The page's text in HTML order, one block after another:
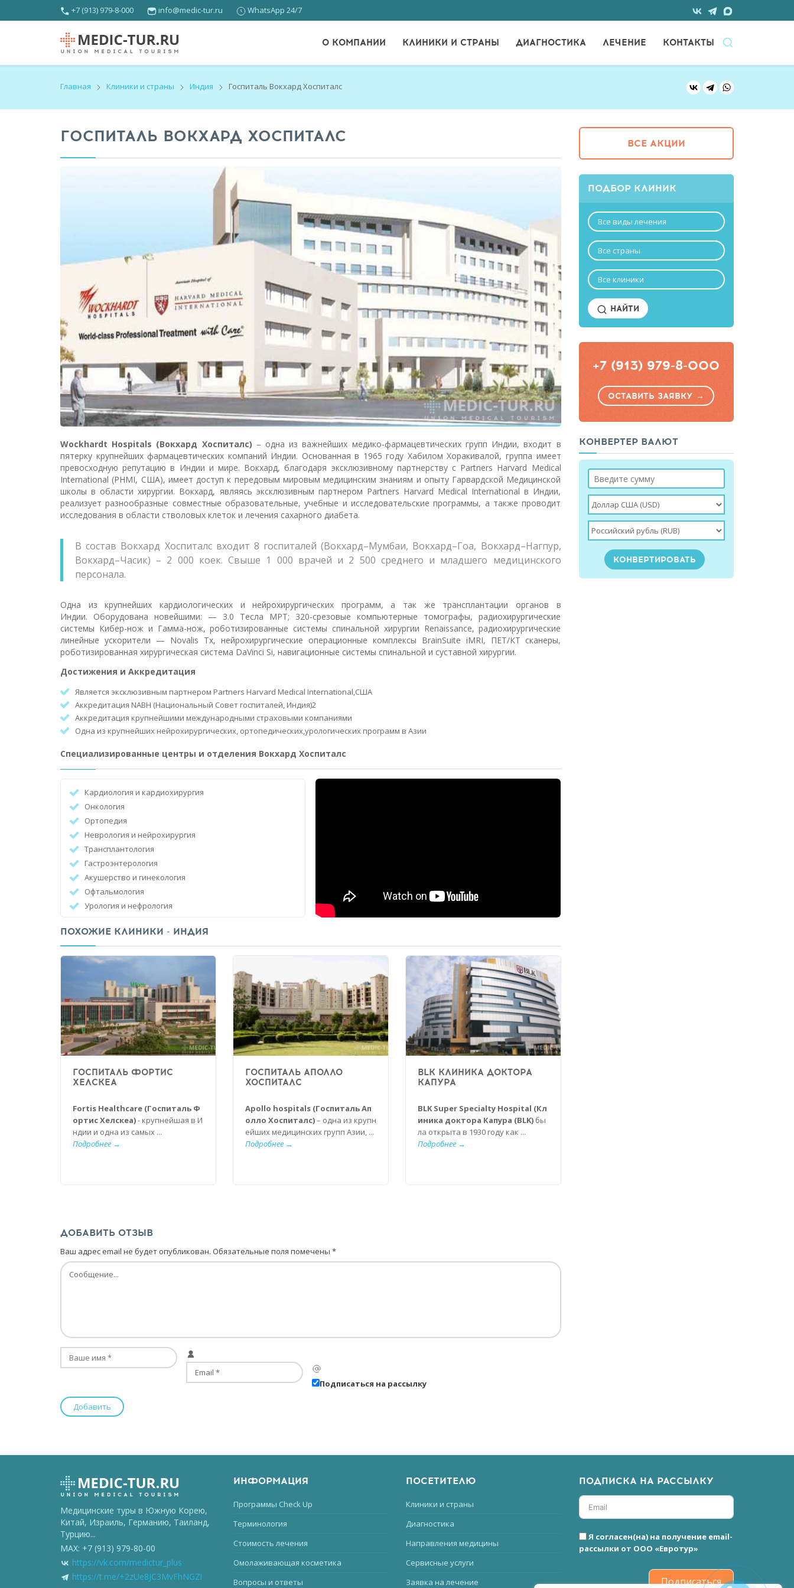
+7 (913) 979-8-000 info@medic-tur.ru WhatsApp 24/7
О КОМПАНИИ КЛИНИКИ И СТРАНЫ ДИАГНОСТИКА ЛЕЧЕНИЕ КОНТАКТЫ
Главная Клиники и страны Индия Госпиталь Вокхард Хоспиталс
ГОСПИТАЛЬ ВОКХАРД ХОСПИТАЛС
Wockhardt Hospitals (Вокхард Хоспиталс) – одна из важнейших медико-фармацевтических групп Индии, входит в
пятерку крупнейших фармацевтических компаний Индии. Основанная в 1965 году Хабилом Хоракивалой, группа имеет
превосходную репутацию в Индии и мире. Вокхард, благодаря эксклюзивному партнерству с Partners Harvard Medical
International (PHMI, США), имеет доступ к передовым мировым медицинским знаниям и опыту Гарвардской Медицинской
школы в области хирургии. Вокхард, являясь эксклюзивным партнером Partners Harvard Medical International в Индии,
реализует разнообразные совместные образовательные, учебные и исследовательские программы, а также проводит
исследования в области стволовых клеток и лечения сахарного диабета.
В состав Вокхард Хоспиталс входит 8 госпиталей (Вокхард–Мумбаи, Вокхард–Гоа, Вокхард–Нагпур,
Вокхард–Часик) – 2 000 коек. Свыше 1 000 врачей и 2 500 среднего и младшего медицинского
персонала.
Одна из крупнейших кардиологических и нейрохирургических программ, а так же трансплантации органов в
Индии. Оборудована новейшими: — 3.0 Тесла МРТ; 320-срезовые компьютерные томографы, радиохирургические
системы Кибер-нож и Гамма-нож, роботизированные системы спинальной хирургии Renaissance, радиохирургические
линейные ускорители — Novalis Tx, нейрохирургические операционные комплексы BrainSuite iMRI, ПЕТ/КТ сканеры,
роботизированная хирургическая система DaVinci Si, навигационные системы спинальной и суставной хирургии.
Достижения и Аккредитация
Является эксклюзивным партнером Partners Harvard Medical International,США
Аккредитация NABH (Национальный Совет госпиталей, Индия)2
Аккредитация крупнейшими международными страховыми компаниями
Одна из крупнейших нейрохирургических, ортопедических,урологических программ в Азии
Специализированные центры и отделения Вокхард Хоспиталс
Кардиология и кардиохирургия
Онкология
Ортопедия
Неврология и нейрохирургия
Трансплантология
Гастроэнтерология
Акушерство и гинекология
Офтальмология
Урология и нефрология
Скорая помощь
Стоматология
ПОХОЖИЕ КЛИНИКИ - ИНДИЯ
ГОСПИТАЛЬ ФОРТИС
ХЕЛСКЕА
Fortis Healthcare (Госпиталь Ф
ортис Хелскеа)- крупнейшая в И
ндии и одна из самых ...
Подробнее →
ГОСПИТАЛЬ АПОЛЛО
ХОСПИТАЛС
Аpollo hospitals (Госпиталь Ап
олло Хоспиталс)– одна из крупн
ейших медицинских групп Азии, ...
Подробнее →
BLK КЛИНИКА ДОКТОРА
КАПУРА
BLK Super Specialty Hospital (Кл
иника доктора Капура (BLK) бы
ла открыта в 1930 году как ...
Подробнее →
ДОБАВИТЬ ОТЗЫВ
Ваш адрес email не будет опубликован. Обязательные поля помечены *
Подписаться на рассылку
ВСЕ АКЦИИ
ПОДБОР КЛИНИК
Все виды лечения
Все страны
Все клиники
НАЙТИ
+7 (913) 979-8-000
ОСТАВИТЬ ЗАЯВКУ →
КОНВЕРТЕР ВАЛЮТ
Медицинские туры в Южную Корею,
Китай, Израиль, Германию, Таиланд,
Турцию...
MAX: +7 (913) 979-80-00
https://vk.com/medictur_plus
https://t.me/+2zUe8JC3MvFhNGZi
ИНФОРМАЦИЯ
Программы Check Up
Терминология
Стоимость лечения
Омолаживающая косметика
Вопросы и ответы
ПОСЕТИТЕЛЮ
Клиники и страны
Диагностика
Направления медицины
Сервисные услуги
Заявка на лечение
ПОДПИСКА НА РАССЫЛКУ
Я согласен(на) на получение email-
рассылки от ООО «Евротур»
Подписаться